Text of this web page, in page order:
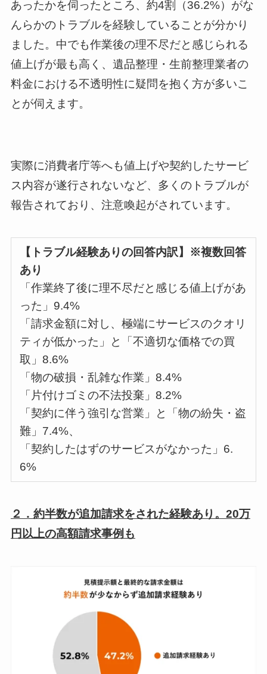
あったかを伺ったところ、約4割（36.2%）がな
んらかのトラブルを経験していることが分かり
ました。中でも作業後の理不尽だと感じられる
値上げが最も高く、遺品整理・生前整理業者の
料金における不透明性に疑問を抱く方が多いこ
とが伺えます。
実際に消費者庁等へも値上げや契約したサービ
ス内容が遂行されないなど、多くのトラブルが
報告されており、注意喚起がされています。
【トラブル経験ありの回答内訳】※複数回答
あり
「作業終了後に理不尽だと感じる値上げがあ
った」9.4%
「請求金額に対し、極端にサービスのクオリ
ティが低かった」と「不適切な価格での買
取」8.6%
「物の破損・乱雑な作業」8.4%
「片付けゴミの不法投棄」8.2%
「契約に伴う強引な営業」と「物の紛失・盗
難」7.4%、
「契約したはずのサービスがなかった」6.
6%
２．約半数が追加請求をされた経験あり。20万
円以上の高額請求事例も